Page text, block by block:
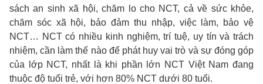
sách an sinh xã hội, chăm lo cho NCT, cả về sức khỏe,
chăm sóc xã hội, bảo đảm thu nhập, việc làm, bảo vệ
NCT… NCT có nhiều kinh nghiệm, trí tuệ, uy tín và trách
nhiệm, cần làm thế nào để phát huy vai trò và sự đóng góp
của lớp NCT, nhất là khi phần lớn NCT Việt Nam đang
thuộc độ tuổi trẻ, với hơn 80% NCT dưới 80 tuổi.